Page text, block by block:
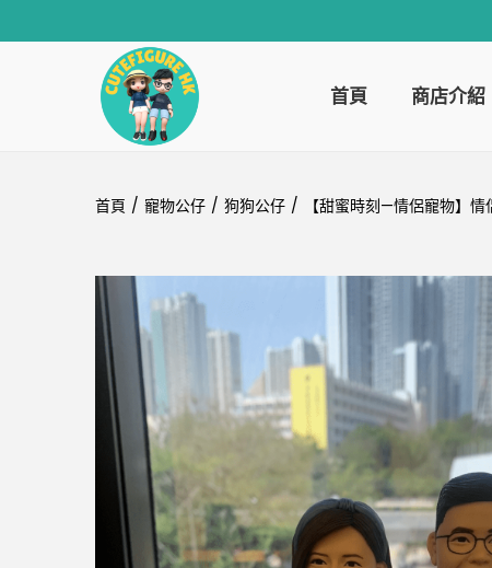
首頁 商店介紹
首頁 / 寵物公仔 / 狗狗公仔 / 【甜蜜時刻—情侶寵物】